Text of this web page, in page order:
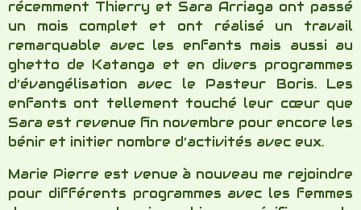
nos programmes de fin d’année où plusieurs
fêtes furent organisées avec et pour les
enfants ! En divers lieux et locaux d’églises
mais aussi à la maison missionnaire et au
ghetto de Katanga où nous avons témoigné et
prié pour beaucoup en même temps que
distribué des sachets de friandises aux
enfants.
Résultats insuffisants !